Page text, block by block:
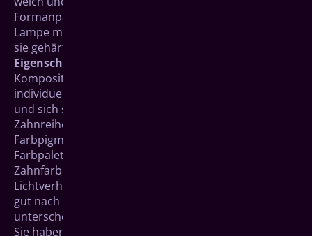
Formanpassung an Ihren Zahn, geeignet. Durch eine
Lampe mit Licht einer speziellen Wellenlänge werden
sie gehärtet.
Eigenschaften und Vorteile von Kompositen
Komposite können genau wie Keramik auf die
individuelle Farbe Ihrer Zähne abgestimmt werden
und sich somit sehr gut in das Gesamtbild Ihrer
Zahnreihen eingliedern. Auch hier spielen
Farbpigmente die entscheidende Rolle. Mittels einer
Farbpalette werden sie genau der individuellen
Zahnfarbe angeglichen. Sie ahmen die
Lichtverhältnisse der natürlichen Zahnsubstanz sehr
gut nach und sind daher kaum davon zu
unterscheiden.
Sie haben im Vergleich zu Keramik den Vorteil, dass